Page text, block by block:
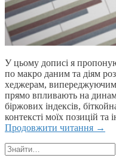
У цьому дописі я
по макро даним та діям
хеджерам, випереджуючим
прямо впливають на
біржових індексів,
контексті моїх позицій та
Продовжити читання →
Пошук: